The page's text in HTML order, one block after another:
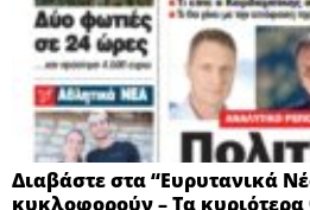
Διαβάστε στα “Ευρυτανικά
κυκλοφορούν – Τα κυριότερα